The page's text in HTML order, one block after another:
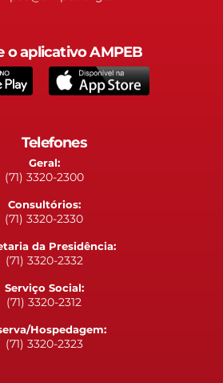
o aplicativo AMPEB
Telefones
Geral:
(71) 3320-2300
Consultórios:
(71) 3320-2330
da Presidência:
(71) 3320-2332
Serviço Social:
(71) 3320-2312
Hospedagem:
(71) 3320-2323